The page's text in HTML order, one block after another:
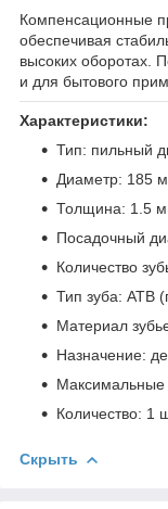
Компенсационные
обеспечивая
высоких оборотах.
и для бытового
Характеристики:
Тип: пильный
Диаметр: 185
Толщина: 1.5
Посадочный
Количество
Тип зуба: ATB
Материал
Назначение:
Количество: 1
Скрыть